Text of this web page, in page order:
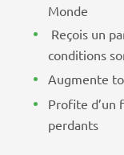
Monde
Reçois un
conditions
Augmente
Profite d’un
perdants